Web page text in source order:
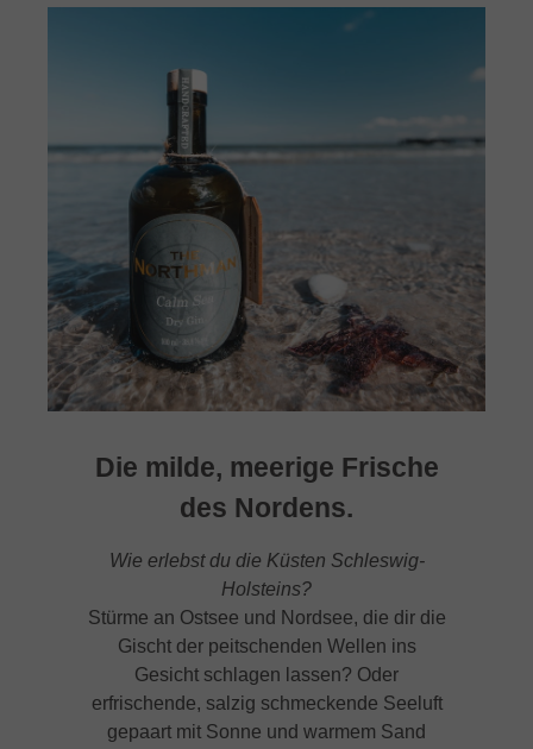
Die milde, meerige Frische
des Nordens.
Wie erlebst du die Küsten Schleswig-
Holsteins?
Stürme an Ostsee und Nordsee, die dir die
Gischt der peitschenden Wellen ins
Gesicht schlagen lassen? Oder
erfrischende, salzig schmeckende Seeluft
gepaart mit Sonne und warmem Sand